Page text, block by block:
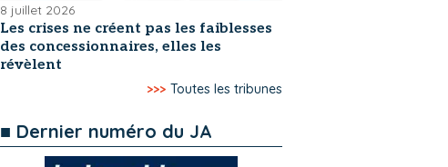
8 juillet 2026
Les crises ne créent pas les faiblesses
des concessionnaires, elles les
révèlent
>>> Toutes les tribunes
■ Dernier numéro du JA